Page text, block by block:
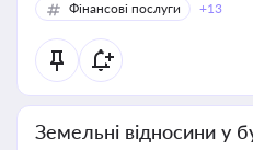
Фінансові послуги
+13
Земельні відносини у